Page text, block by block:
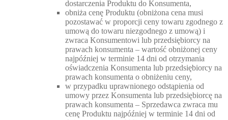
dostarczenia Produktu do Konsumenta,
obniża cenę Produktu (obniżona cena musi
pozostawać w proporcji ceny towaru zgodnego z
umową do towaru niezgodnego z umową) i
zwraca Konsumentowi lub przedsiębiorcy na
prawach konsumenta – wartość obniżonej ceny
najpóźniej w terminie 14 dni od otrzymania
oświadczenia Konsumenta lub przedsiębiorcy na
prawach konsumenta o obniżeniu ceny,
w przypadku uprawnionego odstąpienia od
umowy przez Konsumenta lub przedsiębiorcę na
prawach konsumenta – Sprzedawca zwraca mu
cenę Produktu najpóźniej w terminie 14 dni od